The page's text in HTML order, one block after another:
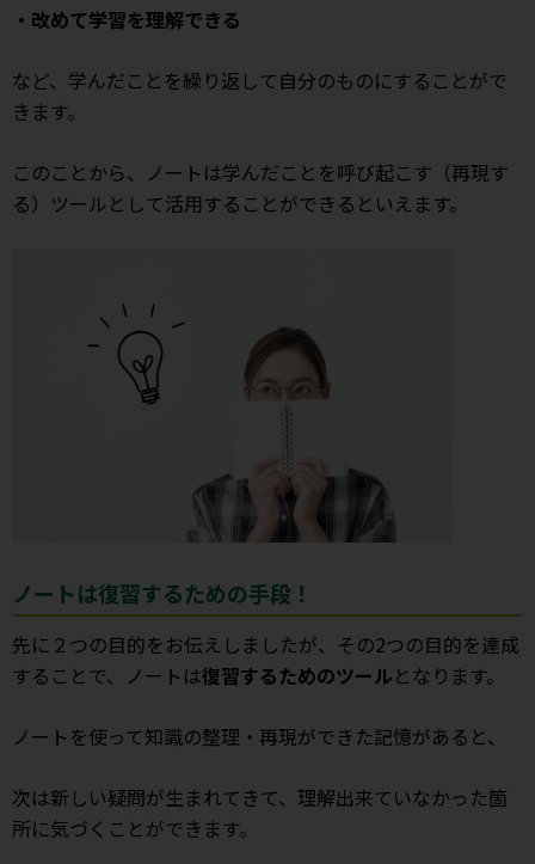
・改めて学習を理解できる
など、学んだことを繰り返して自分のものにすることがで
きます。
このことから、ノートは学んだことを呼び起こす（再現す
る）ツールとして活用することができるといえます。
ノートは復習するための手段！
先に２つの目的をお伝えしましたが、その2つの目的を達成
することで、ノートは復習するためのツールとなります。
ノートを使って知識の整理・再現ができた記憶があると、
次は新しい疑問が生まれてきて、理解出来ていなかった箇
所に気づくことができます。